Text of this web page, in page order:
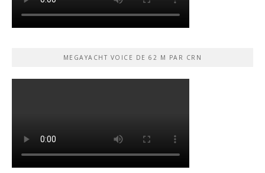
MEGAYACHT VOICE DE 62 M PAR CRN